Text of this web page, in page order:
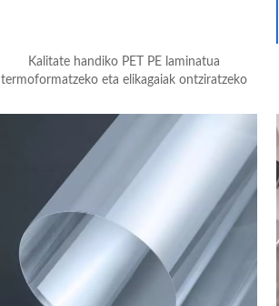
Kalitate handiko PET PE laminatua
termoformatzeko eta elikagaiak ontziratzeko